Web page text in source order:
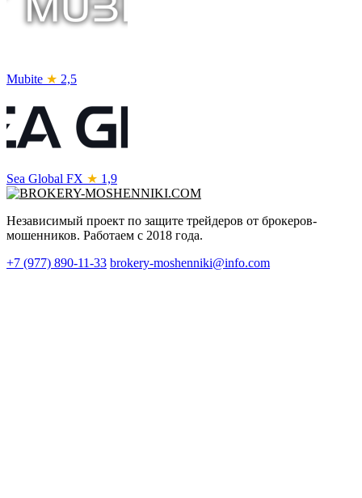
Mubite ★ 2,5
Sea Global FX ★ 1,9
Независимый проект по защите трейдеров от брокеров-
мошенников. Работаем с 2018 года.
+7 (977) 890-11-33 brokery-moshenniki@info.com